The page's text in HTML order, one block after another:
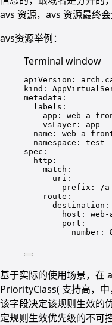
avs 资源，avs 资源最终
avs资源举例：
Terminal window
apiVersion:
kind:
metadata:
labels:
app:
web-a-
vsLayer:
app
name:
web-a-
namespace:
test
spec:
http:
-
match:
-
uri:
prefix:
/
route:
-
destination:
host:
port:
number:
基于实际的使用场景，在
PriorityClass( 支持高，
该字段决定该规则生效的
定规则生效优先级的不可